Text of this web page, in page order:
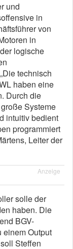
und
in
von
in
logische
technisch
haben eine
Durch die
Systeme
intuitiv bedient
programmiert
Leiter der
Anzeige
solle der
haben. Die
BGV-
einem Output
Steffen